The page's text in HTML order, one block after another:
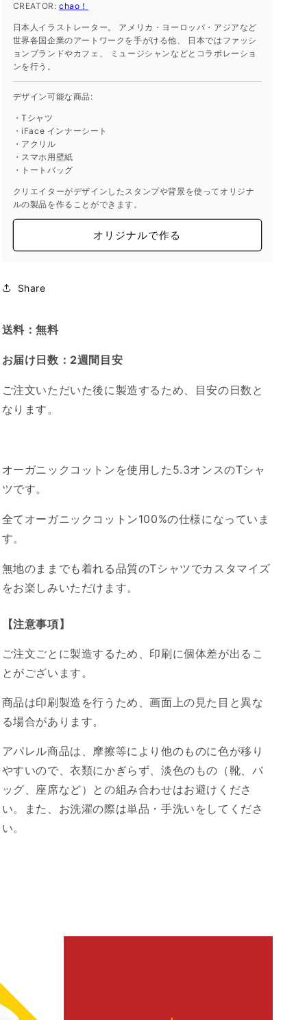
ク
半
袖
T
シ
ツ
S
サ
イ
ズ
の
数
量
減
す
ク
半
袖
T
ツ
サ
の
数
量
を
増
CREATOR: chao！
日本人イラストレーター。 アメリカ・ヨーロッパ・アジアなど
世界各国企業のアートワークを手がける他、 日本ではファッシ
ョンブランドやカフェ、 ミュージシャンなどとコラボレーショ
ンを行う。
デザイン可能な商品:
・Tシャツ
・iFace インナーシート
・アクリル
・スマホ用壁紙
・トートバッグ
クリエイターがデザインしたスタンプや背景を使ってオリジナ
ルの製品を作ることができます。
オリジナルで作る
Share
送料：無料
お届け日数：2週間目安
ご注文いただいた後に製造するため、目安の日数と
なります。
オーガニックコットンを使用した5.3オンスのTシャ
ツです。
全てオーガニックコットン100%の仕様になっていま
す。
無地のままでも着れる品質のTシャツでカスタマイズ
をお楽しみいただけます。
【注意事項】
ご注文ごとに製造するため、印刷に個体差が出るこ
とがございます。
商品は印刷製造を行うため、画面上の見た目と異な
る場合があります。
アパレル商品は、摩擦等により他のものに色が移り
やすいので、衣類にかぎらず、淡色のもの（靴、バ
ッグ、座席など）との組み合わせはお避けくださ
い。また、お洗濯の際は単品・手洗いをしてくださ
い。